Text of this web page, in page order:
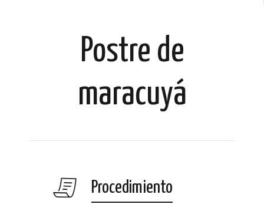
Postre de
maracuyá
Procedimiento